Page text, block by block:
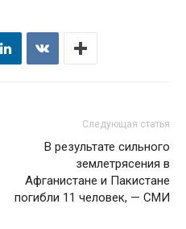
Следующая статья
В результате сильного
землетрясения в
Афганистане и Пакистане
погибли 11 человек, — СМИ